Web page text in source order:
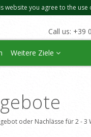
website you agree to the use
Call us: +39
Weitere Ziele
oder Nachlässe für 2 -